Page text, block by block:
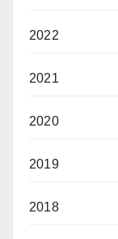
2022
2021
2020
2019
2018